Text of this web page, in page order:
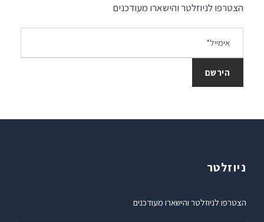
הצטרפו לניוזלטר והישארו מעודכנים
ניוזלטר
הצטרפו לניוזלטר והישארו מעודכנים